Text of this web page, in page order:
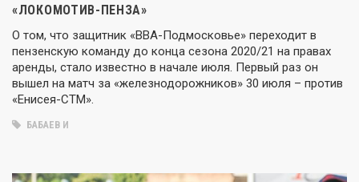
«ЛОКОМОТИВ-ПЕНЗА»
О том, что защитник «ВВА-Подмосковье» переходит в
пензенскую команду до конца сезона 2020/21 на правах
аренды, стало известно в начале июля. Первый раз он
вышел на матч за «железнодорожников» 30 июля – против
«Енисея-СТМ».
БАБАЕВ И